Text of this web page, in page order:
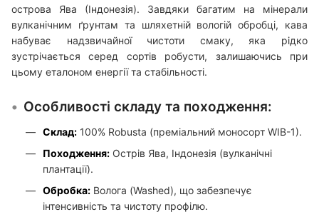
острова Ява (Індонезія). Завдяки багатим на мінерали
вулканічним ґрунтам та шляхетній вологій обробці, кава
набуває надзвичайної чистоти смаку, яка рідко
зустрічається серед сортів робусти, залишаючись при
цьому еталоном енергії та стабільності.
Особливості складу та походження:
Склад: 100% Robusta (преміальний моносорт WIB-1).
Походження: Острів Ява, Індонезія (вулканічні
плантації).
Обробка: Волога (Washed), що забезпечує
інтенсивність та чистоту профілю.